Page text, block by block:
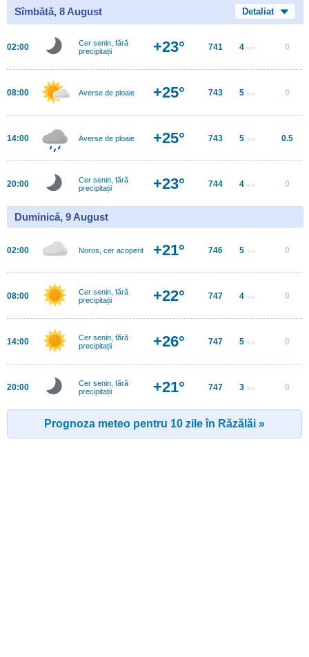
Sîmbătă, 8 August Detaliat
02:00
Cer senin, fără
precipitații
+23° 741 4 m/s 0
08:00 Averse de ploaie +25° 743 5 m/s 0
14:00 Averse de ploaie +25° 743 5 m/s 0.5
20:00
Cer senin, fără
precipitații
+23° 744 4 m/s 0
Duminică, 9 August
02:00 Noros, cer acoperit +21° 746 5 m/s 0
08:00
Cer senin, fără
precipitații
+22° 747 4 m/s 0
14:00
Cer senin, fără
precipitații
+26° 747 5 m/s 0
20:00
Cer senin, fără
precipitații
+21° 747 3 m/s 0
Prognoza meteo pentru 10 zile în Răzălăi »